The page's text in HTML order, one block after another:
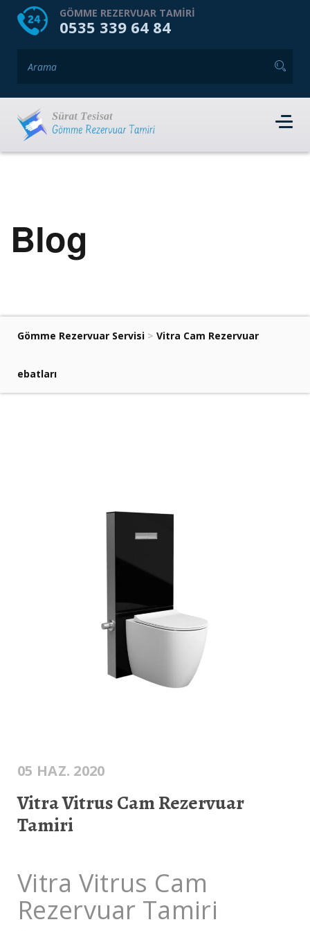
HOME HAKKIMIZDA
GÖMME REZERVUAR TAMIRI
0535 339 64 84
Blog
Gömme Rezervuar Servisi > Vitra Cam Rezervuar
ebatları
05 HAZ. 2020
Vitra Vitrus Cam Rezervuar
Tamiri
Vitra Vitrus Cam
Rezervuar Tamiri